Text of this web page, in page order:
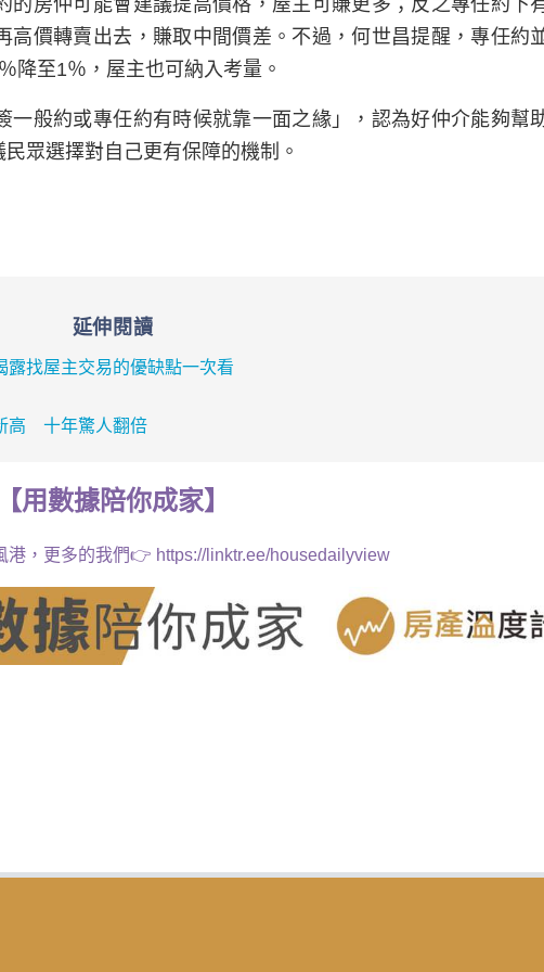
的房仲可能會建議提高價格，屋主可賺更多；反之專任約下
高價轉賣出去，賺取中間價差。不過，何世昌提醒，專任約
降至1％，屋主也可納入考量。
一般約或專任約有時候就靠一面之緣」，認為好仲介能夠幫
眾選擇對自己更有保障的機制。
延伸閱讀
露找屋主交易的優缺點一次看
高 十年驚人翻倍
【用數據陪你成家】
港，更多的我們👉 https://linktr.ee/housedailyview